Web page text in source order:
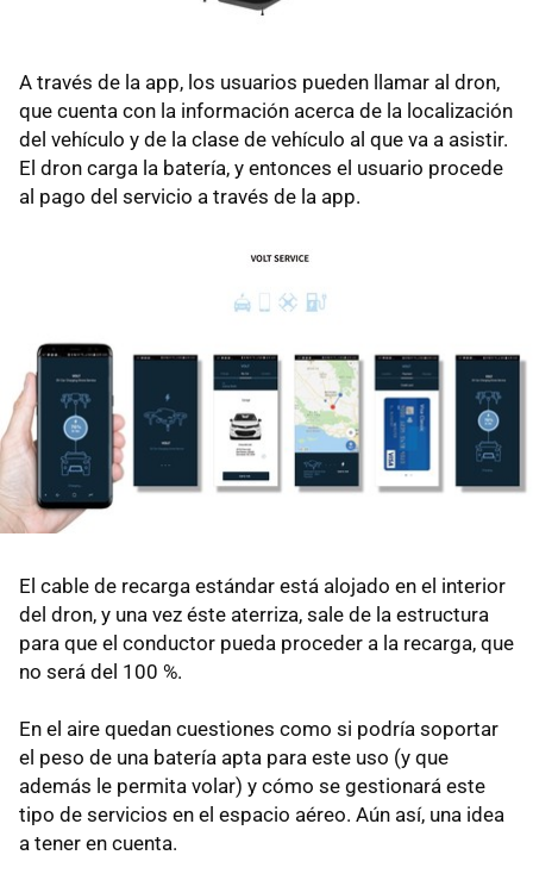
A través de la app, los usuarios pueden llamar al dron,
que cuenta con la información acerca de la localización
del vehículo y de la clase de vehículo al que va a asistir.
El dron carga la batería, y entonces el usuario procede
al pago del servicio a través de la app.
El cable de recarga estándar está alojado en el interior
del dron, y una vez éste aterriza, sale de la estructura
para que el conductor pueda proceder a la recarga, que
no será del 100 %.
En el aire quedan cuestiones como si podría soportar
el peso de una batería apta para este uso (y que
además le permita volar) y cómo se gestionará este
tipo de servicios en el espacio aéreo. Aún así, una idea
a tener en cuenta.